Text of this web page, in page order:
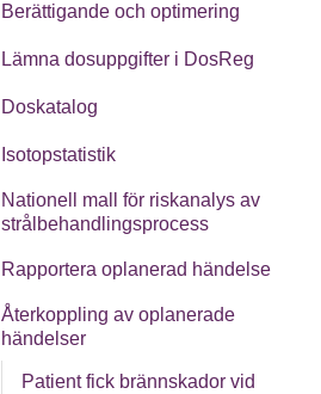
Berättigande och optimering
Lämna dosuppgifter i DosReg
Doskatalog
Isotopstatistik
Nationell mall för riskanalys av
strålbehandlingsprocess
Rapportera oplanerad händelse
Återkoppling av oplanerade
händelser
Patient fick brännskador vid